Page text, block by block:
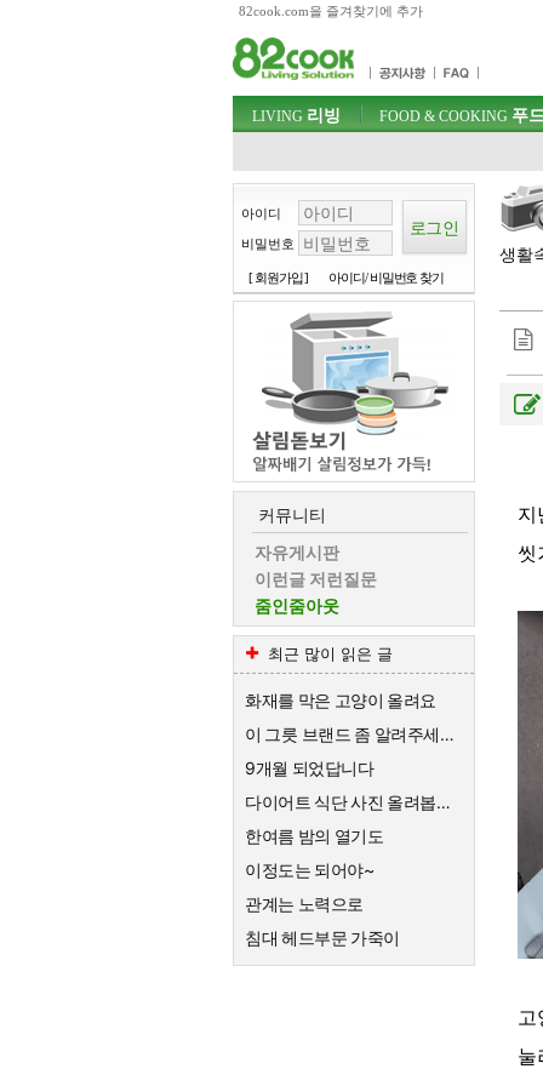
82cook.com을 즐겨찾기에 추가
주메뉴 바로가기
컨텐츠 바로가기
검색 바로가기
로그인 바로가기
주메뉴
LIVING 리빙 FOOD & COOKING 푸
아이디
비밀번호
[ 회원가입 ] 아이디/ 비밀번호 찾기
커뮤니티
자유게시판
이런글 저런질문
줌인줌아웃
최근 많이 읽은 글
화재를 막은 고양이 올려요
이 그릇 브랜드 좀 알려주세요~
9개월 되었답니다
다이어트 식단 사진 올려봅니다
한여름 밤의 열기도
이정도는 되어야~
관계는 노력으로
침대 헤드부문 가죽이
생활
지
씻
고
눌